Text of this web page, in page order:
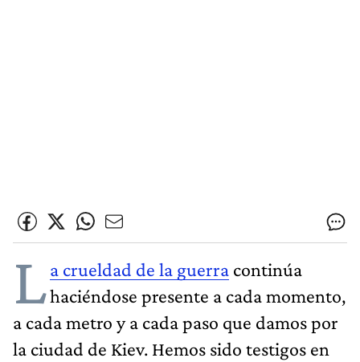
La crueldad de la guerra continúa
haciéndose presente a cada momento,
a cada metro y a cada paso que damos por
la ciudad de Kiev. Hemos sido testigos en